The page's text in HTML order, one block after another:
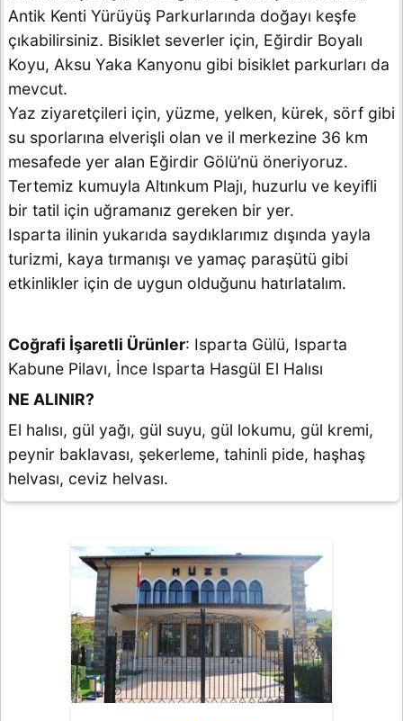
Antik Kenti Yürüyüş Parkurlarında doğayı keşfe
çıkabilirsiniz. Bisiklet severler için, Eğirdir Boyalı
Koyu, Aksu Yaka Kanyonu gibi bisiklet parkurları da
mevcut.
Yaz ziyaretçileri için, yüzme, yelken, kürek, sörf gibi
su sporlarına elverişli olan ve il merkezine 36 km
mesafede yer alan Eğirdir Gölü’nü öneriyoruz.
Tertemiz kumuyla Altınkum Plajı, huzurlu ve keyifli
bir tatil için uğramanız gereken bir yer.
Isparta ilinin yukarıda saydıklarımız dışında yayla
turizmi, kaya tırmanışı ve yamaç paraşütü gibi
etkinlikler için de uygun olduğunu hatırlatalım.
Coğrafi İşaretli Ürünler: Isparta Gülü, Isparta
Kabune Pilavı, İnce Isparta Hasgül El Halısı
NE ALINIR?
El halısı, gül yağı, gül suyu, gül lokumu, gül kremi,
peynir baklavası, şekerleme, tahinli pide, haşhaş
helvası, ceviz helvası.